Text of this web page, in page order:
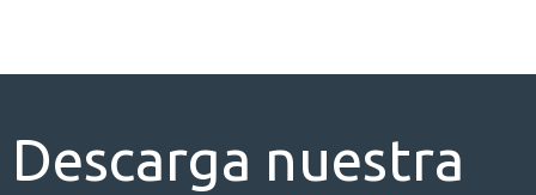
Descarga nuestra